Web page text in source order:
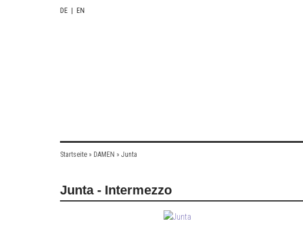
DE EN
Startseite » DAMEN » Junta
Junta - Intermezzo